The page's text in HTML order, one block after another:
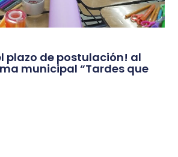
plazo de postulación! al
municipal “Tardes que